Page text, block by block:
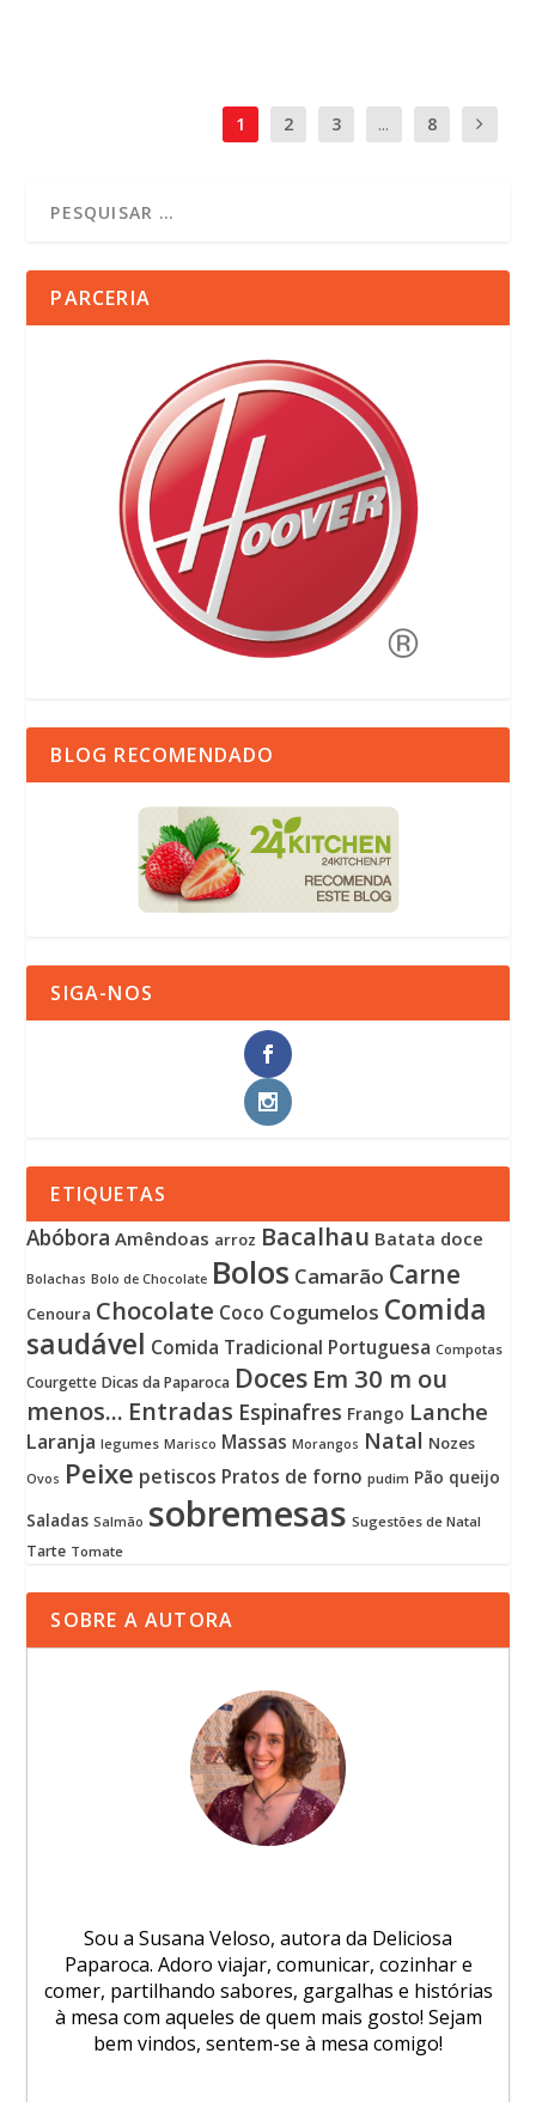
1 2 3 ... 8
PARCERIA
BLOG RECOMENDADO
SIGA-NOS
ETIQUETAS
Abóbora Amêndoas arroz Bacalhau Batata doce
Bolachas Bolo de Chocolate Bolos Camarão Carne
Cenoura Chocolate Coco Cogumelos Comida
saudável Comida Tradicional Portuguesa Compotas
Courgette Dicas da Paparoca Doces Em 30 m ou
menos... Entradas Espinafres Frango Lanche
Laranja legumes Marisco Massas Morangos Natal Nozes
Ovos Peixe petiscos Pratos de forno pudim Pão queijo
Saladas Salmão sobremesas Sugestões de Natal
Tarte Tomate
SOBRE A AUTORA
Sou a Susana Veloso, autora da Deliciosa
Paparoca. Adoro viajar, comunicar, cozinhar e
comer, partilhando sabores, gargalhas e histórias
à mesa com aqueles de quem mais gosto! Sejam
bem vindos, sentem-se à mesa comigo!